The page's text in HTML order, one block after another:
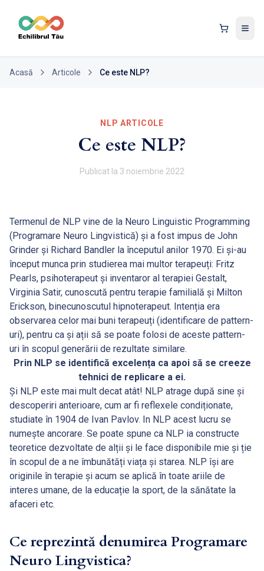
Acasă Articole Ce este NLP?
NLP ARTICOLE
Ce este NLP?
Publicat la 3 noiembrie 2022
Termenul de NLP vine de la Neuro Linguistic Programming
(Programare Neuro Lingvistică) și a fost impus de John
Grinder și Richard Bandler la începutul anilor 1970. Ei și-au
început munca prin studierea mai multor terapeuți: Fritz
Pearls, psihoterapeut și inventaror al terapiei Gestalt,
Virginia Satir, cunoscută pentru terapie familială și Milton
Erickson, binecunoscutul hipnoterapeut. Intenția era
observarea celor mai buni terapeuți (identificare de pattern-
uri), pentru ca și ații să se poate folosi de aceste pattern-
uri în scopul generării de rezultate similare.
Prin NLP se identifică excelența ca apoi să se creeze
tehnici de replicare a ei.
Și NLP este mai mult decat atât! NLP atrage după sine și
descoperiri anterioare, cum ar fi reflexele condiționate,
studiate în 1904 de Ivan Pavlov. In NLP acest lucru se
numește ancorare. Se poate spune ca NLP ia constructe
teoretice dezvoltate de alții și le face disponibile mie și ție
în scopul de a ne îmbunătăți viața și starea. NLP își are
originile în terapie și acum se aplică în toate ariile de
interes umane, de la educație la sport, de la sănătate la
afaceri etc.
Ce reprezintă denumirea Programare
Neuro Lingvistica?